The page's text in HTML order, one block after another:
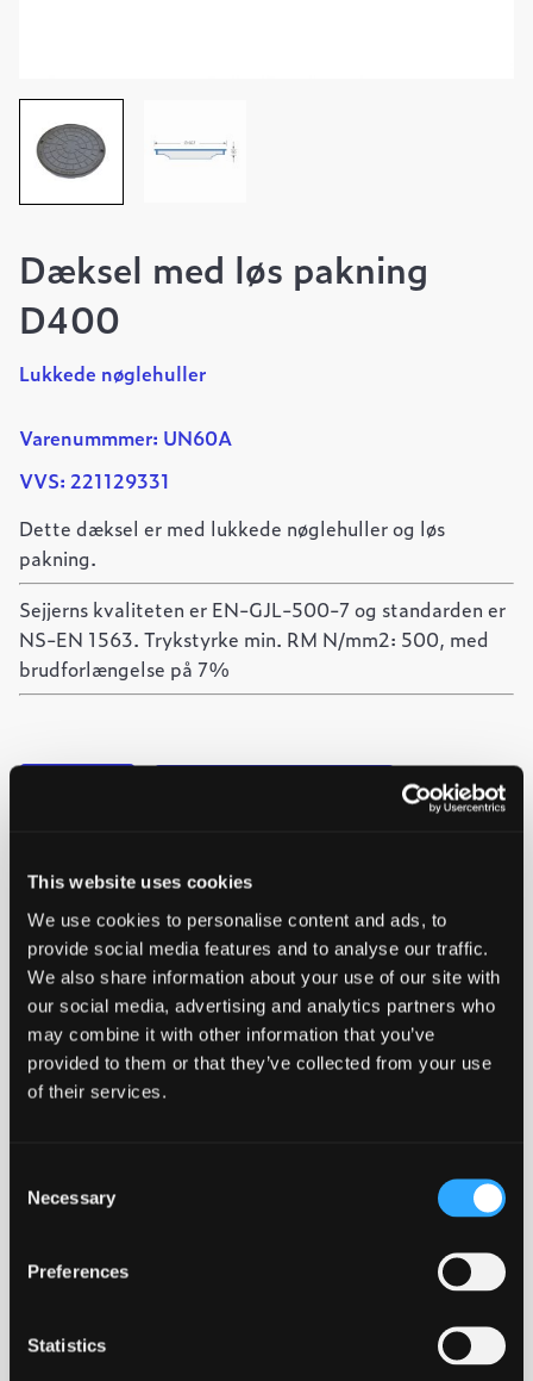
This website uses cookies
We use cookies to personalise content and ads, to
provide social media features and to analyse our traffic.
We also share information about your use of our site with
our social media, advertising and analytics partners who
may combine it with other information that you’ve
provided to them or that they’ve collected from your use
of their services.
Selection
Necessary
Preferences
Statistics
Dæksel med løs pakning
D400
Lukkede nøglehuller
Varenummmer: UN60A
VVS: 221129331
Dette dæksel er med lukkede nøglehuller og løs
pakning.
Sejjerns kvaliteten er EN-GJL-500-7 og standarden er
NS-EN 1563. Trykstyrke min. RM N/mm2: 500, med
brudforlængelse på 7%
pakning
D400
antal
Nordisk
produceret
Bæredygtigt
valg
Umalet Lang levetid
Download datablad
EN124-2